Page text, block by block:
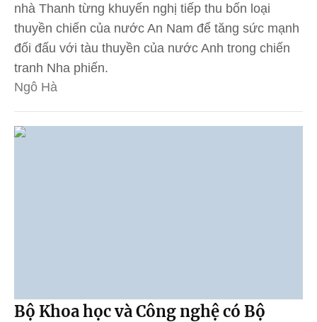
nhà Thanh từng khuyến nghị tiếp thu bốn loại
thuyền chiến của nước An Nam để tăng sức mạnh
đối đấu với tàu thuyền của nước Anh trong chiến
tranh Nha phiến.
Ngô Hà
Bộ Khoa học và Công nghệ có Bộ